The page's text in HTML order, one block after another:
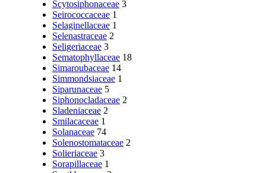
Scytosiphonaceae 3
Seirococcaceae 1
Selaginellaceae 1
Selenastraceae 2
Seligeriaceae 3
Sematophyllaceae 18
Simaroubaceae 14
Simmondsiaceae 1
Siparunaceae 5
Siphonocladaceae 2
Sladeniaceae 2
Smilacaceae 1
Solanaceae 74
Solenostomataceae 2
Solieriaceae 3
Sorapillaceae 1